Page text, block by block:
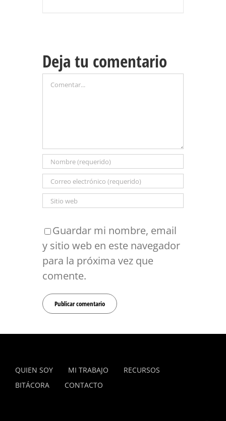
Deja tu comentario
Comentar
Guardar mi nombre, email
y sitio web en este navegador
para la próxima vez que
comente.
QUIEN SOY MI TRABAJO
RECURSOS
BITÁCORA
CONTACTO